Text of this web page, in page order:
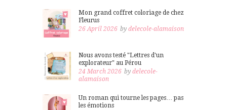
Mon grand coffret coloriage de chez
Fleurus
26 April 2026 bydelecole-alamaison
Nous avons testé "Lettres d'un
explorateur" au Pérou
24 March 2026 bydelecole-
alamaison
Un roman qui tourne les pages… pas
les émotions